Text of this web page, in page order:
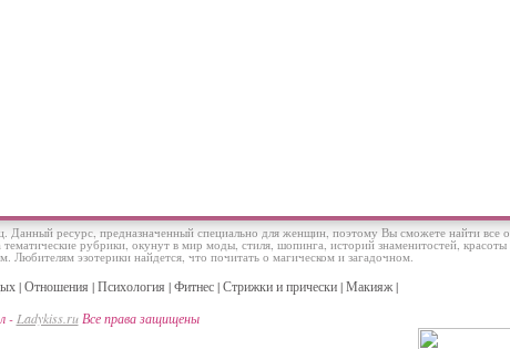
Данный ресурс, предназначенный специально для женщин, поэтому Вы сможете найти все
рубрики, окунут в мир моды, стиля, шопинга, историй знаменитостей, красоты
эзотерики найдется, что почитать о магическом и загадочном.
| Отношения | Психология | Фитнес| Стрижки и прически| Макияж|
- Ladykiss.ruВсе права защищены